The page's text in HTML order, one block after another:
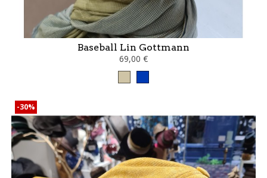
Baseball Lin Gottmann
69,00 €
-30%